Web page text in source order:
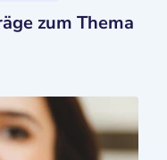
zum Thema